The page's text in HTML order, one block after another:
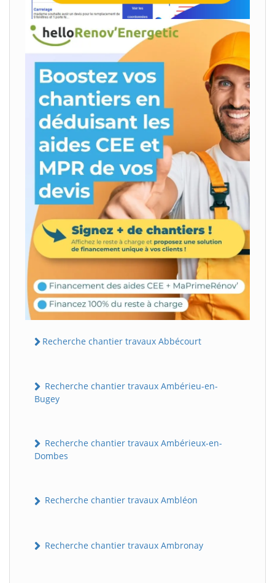
Recherche chantier travaux Abbécourt
Recherche chantier travaux Ambérieu-en-
Bugey
Recherche chantier travaux Ambérieux-en-
Dombes
Recherche chantier travaux Ambléon
Recherche chantier travaux Ambronay